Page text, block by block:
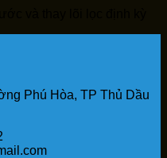
Phú Hòa, TP Thủ Dầu